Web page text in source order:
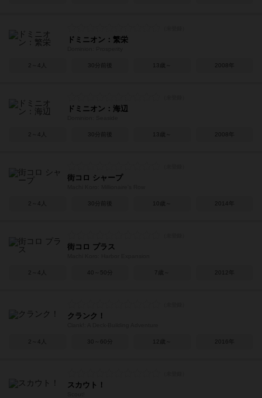
ドミニオン：繁栄
2～4人 30分前後 13歳～ 2008年
ドミニオン：海辺
2～4人 30分前後 13歳～ 2008年
街コロ シャープ
2～4人 30分前後 10歳～ 2014年
街コロ プラス
2～4人 40～50分 7歳～ 2012年
クランク！
2～4人 30～60分 12歳～ 2016年
スカウト！